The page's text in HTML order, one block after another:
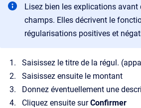
Lisez bien les explications avant
champs. Elles décrivent le
régularisations positives et
Saisissez le titre de la régul.
Saisissez ensuite le montant
Donnez éventuellement une
Cliquez ensuite surConfirmer